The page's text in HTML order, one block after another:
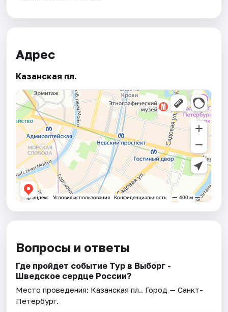
Адрес
Казанская пл.
Вопросы и ответы
Где пройдет событие Тур в Выборг -
Шведское сердце России?
Место проведения: Казанская пл.. Город — Санкт-
Петербург.